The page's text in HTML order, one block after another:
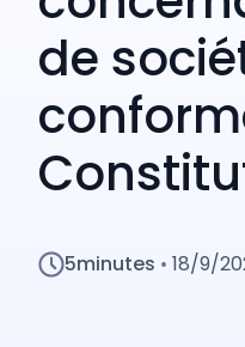
de
5minutes • 18/9/